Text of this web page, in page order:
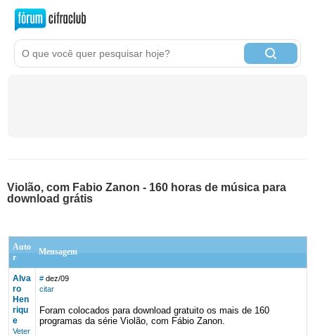
Violão, com Fabio Zanon - 160 horas de música para
download grátis
Auto
r
Mensagem
Alva
ro
Hen
riqu
e
Veter
# dez/09
citar
Foram colocados para download gratuito os mais de 160
programas da série Violão, com Fábio Zanon.